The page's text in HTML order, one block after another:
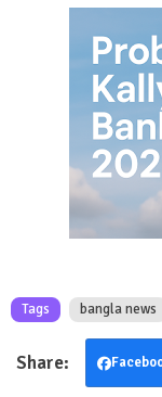
Tags bangla news